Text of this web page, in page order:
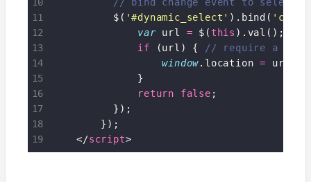
          $(
'#dynamic_select' ).bind(
var url = $( this ).val();
if (url) {
window.location = url;
              }
return
false ;
          });
        });
    </
script